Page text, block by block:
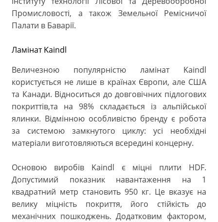
Промисловості, а також Земельної Ремісничої
Палати в Баварії.
Ламінат Kaindl
Величезною популярністю ламінат Kaindl
користується не лише в країнах Європи, але США
та Канади. Відноситься до довговічних підлогових
покриттів,та на 98% складається із альпійської
ялинки. Відмінною особливістю бренду є робота
за системою замкнутого циклу: усі необхідні
матеріали виготовляються всередині концерну.
Основою виробів Kaindl є міцні плити HDF.
Допустимий показник навантаження на 1
квадратний метр становить 950 кг. Це вказує на
велику міцність покриття, його стійкість до
механічних пошкоджень. Додатковим фактором,